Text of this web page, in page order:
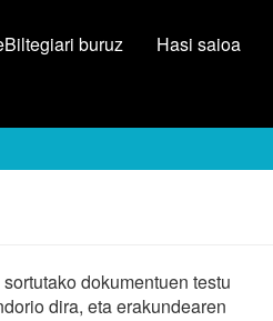
buruz Hasi saioa
dokumentuen testu
dira, eta erakundearen